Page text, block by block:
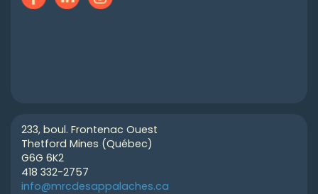
233, boul. Frontenac Ouest
Thetford Mines (Québec)
G6G 6K2
418 332-2757
info@mrcdesappalaches.ca